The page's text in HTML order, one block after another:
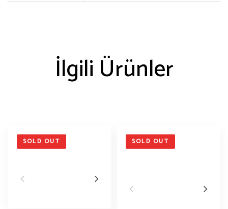
İlgili Ürünler
SOLD OUT SOLD OUT